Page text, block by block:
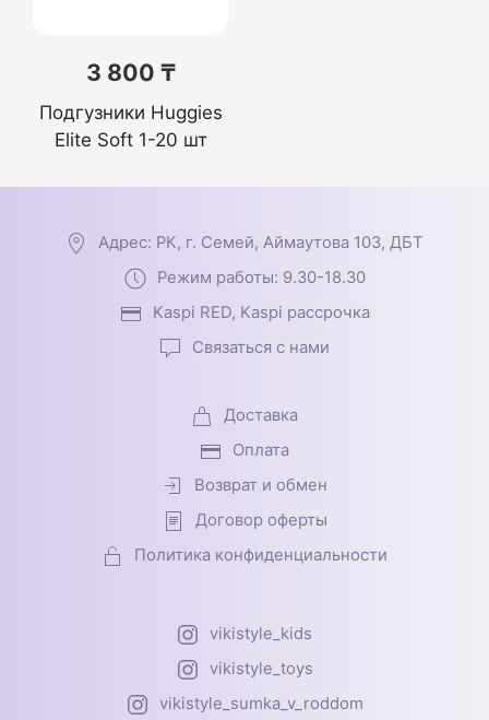
3 800 ₸
Подгузники Huggies
Elite Soft 1-20 шт
Адрес: РК, г. Семей, Аймаутова 103, ДБТ
Режим работы: 9.30-18.30
Kaspi RED, Kaspi рассрочка
Связаться с нами
Доставка
Оплата
Возврат и обмен
Договор оферты
Политика конфиденциальности
vikistyle_kids
vikistyle_toys
vikistyle_sumka_v_roddom